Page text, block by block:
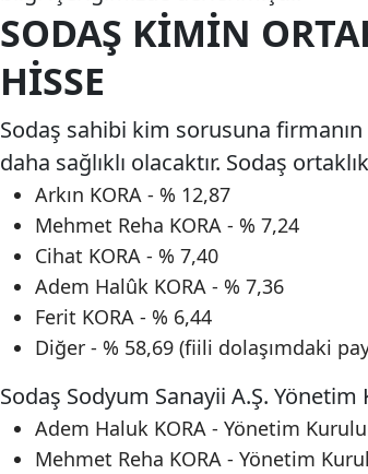
SODAŞ KIMIN
HISSE
Sodaş sahibi kim sorusuna
daha sağlıklı olacaktır. Sodaş
Arkın KORA - % 12,87
Mehmet Reha KORA - % 7,24
Cihat KORA - % 7,40
Adem Halûk KORA - % 7,36
Ferit KORA - % 6,44
Diğer - % 58,69 (fiili dolaşımdaki
Sodaş Sodyum Sanayii A.Ş.
Adem Haluk KORA - Yönetim Kurulu
Mehmet Reha KORA - Yönetim